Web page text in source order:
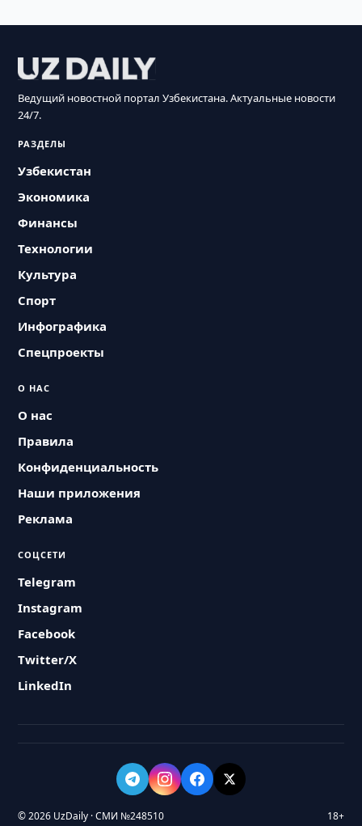
Ведущий новостной портал Узбекистана. Актуальные новости
24/7.
РАЗДЕЛЫ
Узбекистан
Экономика
Финансы
Технологии
Культура
Спорт
Инфографика
Спецпроекты
О НАС
О нас
Правила
Конфиденциальность
Наши приложения
Реклама
СОЦСЕТИ
Telegram
Instagram
Facebook
Twitter/X
LinkedIn
© 2026 UzDaily · СМИ №248510 18+